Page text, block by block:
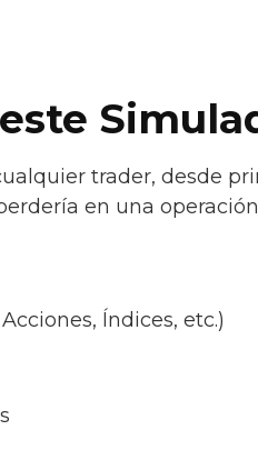
trader, desde
en una
Índices, etc.)